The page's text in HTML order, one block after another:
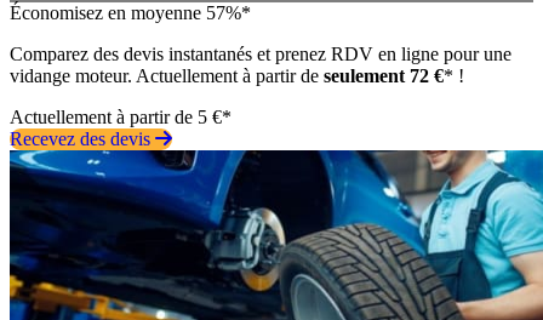
Économisez en moyenne 57%*
Comparez des devis instantanés et prenez RDV en ligne pour une
vidange moteur. Actuellement à partir de seulement 72 €* !
Actuellement à partir de 5 €*
Recevez des devis